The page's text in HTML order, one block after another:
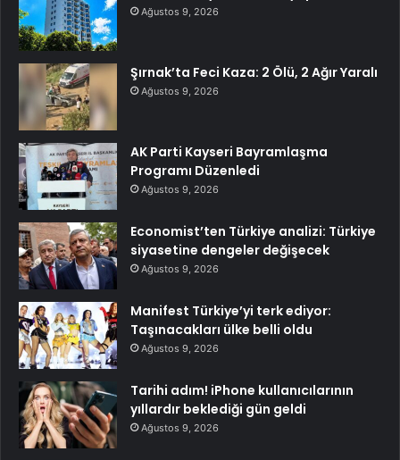
Ağustos 9, 2026
Şırnak’ta Feci Kaza: 2 Ölü, 2 Ağır Yaralı
Ağustos 9, 2026
AK Parti Kayseri Bayramlaşma
Programı Düzenledi
Ağustos 9, 2026
Economist’ten Türkiye analizi: Türkiye
siyasetine dengeler değişecek
Ağustos 9, 2026
Manifest Türkiye’yi terk ediyor:
Taşınacakları ülke belli oldu
Ağustos 9, 2026
Tarihi adım! iPhone kullanıcılarının
yıllardır beklediği gün geldi
Ağustos 9, 2026